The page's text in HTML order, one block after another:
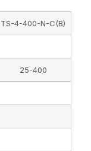
TS-4-400-N-C(B)
25-400